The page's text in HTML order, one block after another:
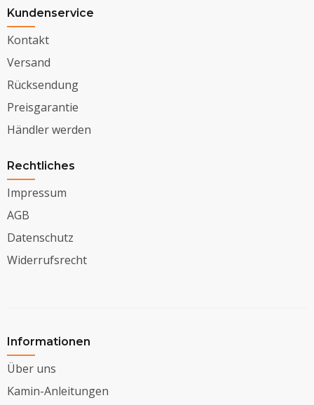
Kundenservice
Kontakt
Versand
Rücksendung
Preisgarantie
Händler werden
Rechtliches
Impressum
AGB
Datenschutz
Widerrufsrecht
Informationen
Über uns
Kamin-Anleitungen